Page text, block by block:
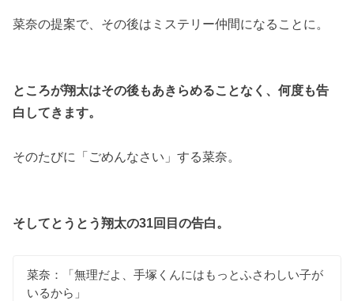
菜奈の提案で、その後はミステリー仲間になることに。
ところが翔太はその後もあきらめることなく、何度も告
白してきます。
そのたびに「ごめんなさい」する菜奈。
そしてとうとう翔太の31回目の告白。
菜奈：「無理だよ、手塚くんにはもっとふさわしい子が
いるから」